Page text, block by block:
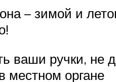
– зимой и
ваши ручки, не
местном органе